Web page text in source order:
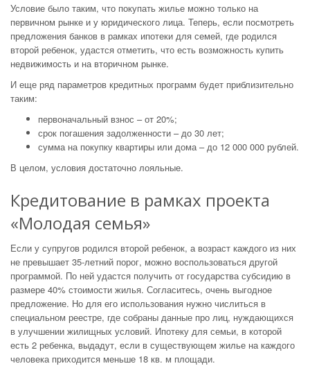
Условие было таким, что покупать жилье можно только на
первичном рынке и у юридического лица. Теперь, если посмотреть
предложения банков в рамках ипотеки для семей, где родился
второй ребенок, удастся отметить, что есть возможность купить
недвижимость и на вторичном рынке.
И еще ряд параметров кредитных программ будет приблизительно
таким:
первоначальный взнос – от 20%;
срок погашения задолженности – до 30 лет;
сумма на покупку квартиры или дома – до 12 000 000 рублей.
В целом, условия достаточно лояльные.
Кредитование в рамках проекта
«Молодая семья»
Если у супругов родился второй ребенок, а возраст каждого из них
не превышает 35-летний порог, можно воспользоваться другой
программой. По ней удастся получить от государства субсидию в
размере 40% стоимости жилья. Согласитесь, очень выгодное
предложение. Но для его использования нужно числиться в
специальном реестре, где собраны данные про лиц, нуждающихся
в улучшении жилищных условий. Ипотеку для семьи, в которой
есть 2 ребенка, выдадут, если в существующем жилье на каждого
человека приходится меньше 18 кв. м площади.